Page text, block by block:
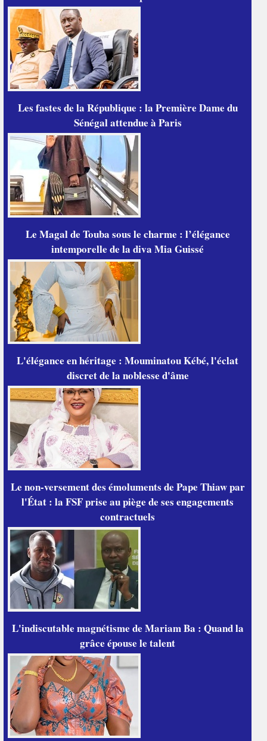
Les fastes de la République : la Première Dame du
Sénégal attendue à Paris
Le Magal de Touba sous le charme : l’élégance
intemporelle de la diva Mia Guissé
L'élégance en héritage : Mouminatou Kébé, l'éclat
discret de la noblesse d'âme
Le non-versement des émoluments de Pape Thiaw par
l'État : la FSF prise au piège de ses engagements
contractuels
L'indiscutable magnétisme de Mariam Ba : Quand la
grâce épouse le talent